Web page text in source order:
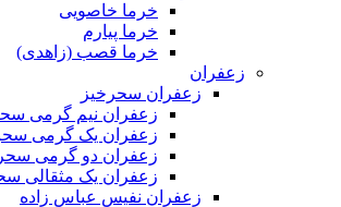
خرما خاصویی
خرما پیارم
خرما قصب (زاهدی)
زعفران
زعفران سحرخیز
زعفران نیم گرمی
زعفران یک گرمی
زعفران دو گرمی
زعفران یک مثقالی
زعفران نفیس عباس زاده